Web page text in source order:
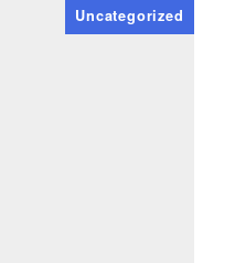
Uncategorized